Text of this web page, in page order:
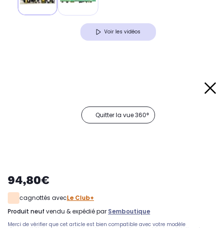
Voir les vidéos
Quitter la vue 360°
94,80€
cagnottés avecLe Club+
produit neuf vendu & expédié par Semboutique
Merci de vérifier que cet article est bien compatible avec votre modèle